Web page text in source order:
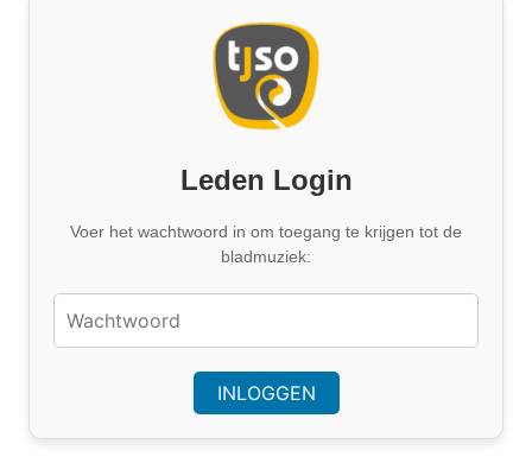
Leden Login
Voer het wachtwoord in om toegang te krijgen tot de
bladmuziek: